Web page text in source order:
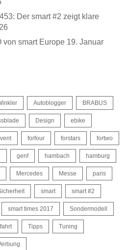
Der smart #2 zeigt klare
von smart Europe 19. Januar
Autoblogger BRABUS
Design ebike
forfour forstars fortwo
genf hambach hamburg
Mercedes Messe paris
smart smart #2
smart times 2017 Sondermodell
Tipps Tuning